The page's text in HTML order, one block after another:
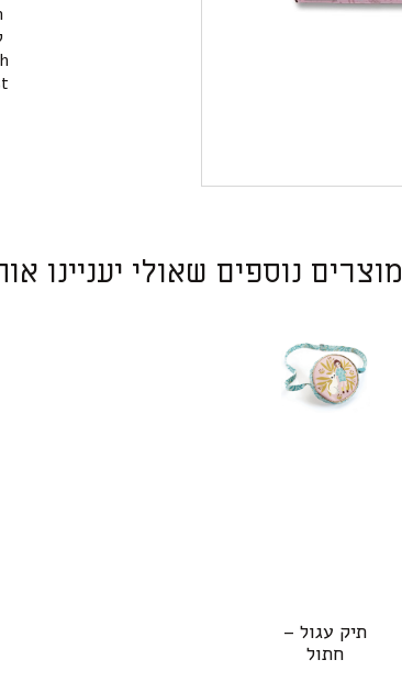
מוצרים נוספים שאולי יעניינו
תיק עגול –
חתול